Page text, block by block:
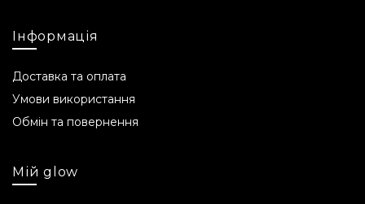
Інформація
Доставка та оплата
Умови використання
Обмін та повернення
Мій glow